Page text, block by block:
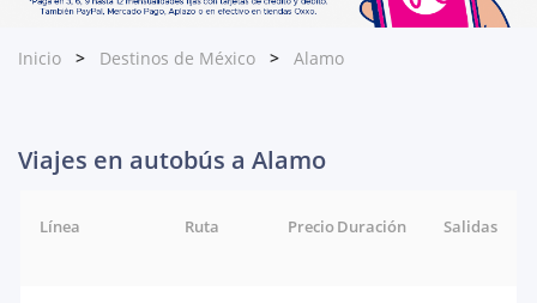
Inicio Destinos de México Alamo
Viajes en autobús a Alamo
Línea Ruta Salidas
Duración
Precio